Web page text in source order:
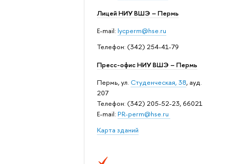
Лицей НИУ ВШЭ – Пермь
E-mail: lycperm@hse.ru
Телефон: (342) 254-41-79
Пресс-офис НИУ ВШЭ – Пермь
Пермь, ул. Студенческая, 38, ауд.
207
Телефон: (342) 205-52-23, 66021
E-mail: PR-perm@hse.ru
Карта зданий